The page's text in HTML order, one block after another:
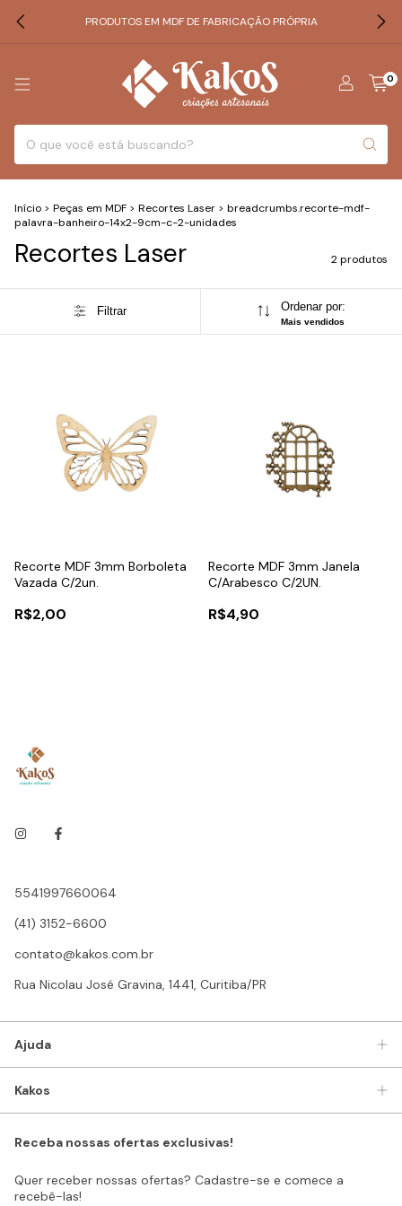
PRODUTOS EM MDF DE FABRICAÇÃO PRÓPRIA
0
Início > Peças em MDF > Recortes Laser > breadcrumbs.recorte-mdf-
palavra-banheiro-14x2-9cm-c-2-unidades
Recortes Laser 2 produtos
Filtrar Ordenar por:
Mais vendidos
Recorte MDF 3mm Borboleta
Vazada C/2un.
R$2,00
Recorte MDF 3mm Janela
C/Arabesco C/2UN.
R$4,90
5541997660064
(41) 3152-6600
contato@kakos.com.br
Rua Nicolau José Gravina, 1441, Curitiba/PR
Ajuda
Kakos
Receba nossas ofertas exclusivas!
Quer receber nossas ofertas? Cadastre-se e comece a
recebê-las!